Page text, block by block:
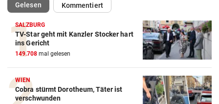
Gelesen(ausgewählt)Kommentiert
SALZBURG
TV-Star geht mit Kanzler Stocker hart
ins Gericht
149.708 mal gelesen
WIEN
Cobra stürmt Dorotheum, Täter ist
verschwunden